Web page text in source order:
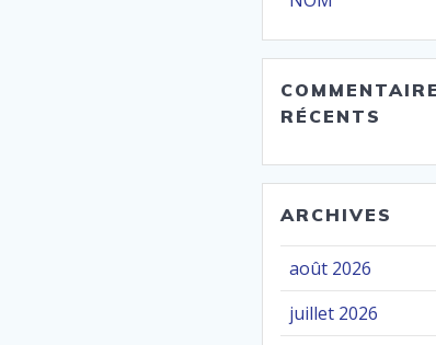
RÉCENTS
ARCHIVES
août 2026
juillet 2026